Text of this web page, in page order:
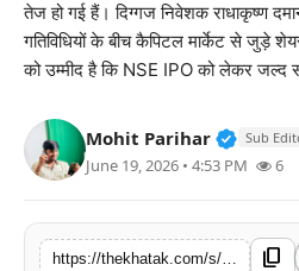
क्राइम
भारत
बॉलीवुड
लाइफस्टाइल
तेज हो गई हैं। दिग्गज निवेशक राधाकृष्ण
गतिविधियों के बीच कैपिटल मार्केट से जुड़े
को उम्मीद है कि NSE IPO को लेकर जल्द
Mohit Parihar Sub
June 19, 2026 • 4:53 PM 6
content_copy